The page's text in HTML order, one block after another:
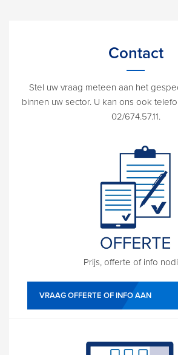
Contact
Stel uw vraag meteen aan het
binnen uw sector. U kan ons ook
02/674.57.11.
Prijs, offerte of info
VRAAG OFFERTE OF INFO AAN